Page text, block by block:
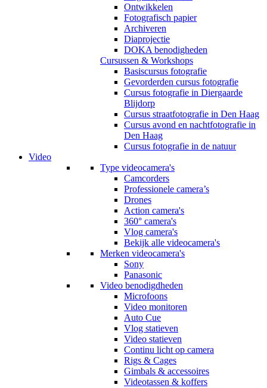
Ontwikkelen
Fotografisch papier
Archiveren
Diaprojectie
DOKA benodigheden
Cursussen & Workshops
Basiscursus fotografie
Gevorderden cursus fotografie
Cursus fotografie in Diergaarde
Blijdorp
Cursus straatfotografie in Den Haag
Cursus avond en nachtfotografie in
Den Haag
Cursus fotografie in de natuur
Video
Type videocamera's
Camcorders
Professionele camera’s
Drones
Action camera's
360° camera's
Vlog camera's
Bekijk alle videocamera's
Merken videocamera's
Sony
Panasonic
Video benodigdheden
Microfoons
Video monitoren
Auto Cue
Vlog statieven
Video statieven
Continu licht op camera
Rigs & Cages
Gimbals & accessoires
Videotassen & koffers